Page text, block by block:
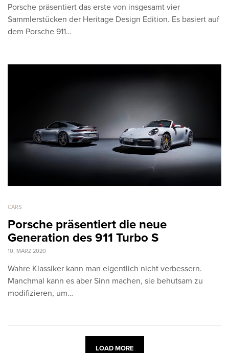
Porsche präsentiert das erste von insgesamt vier
Sammlerstücken der Heritage Design Edition. Es basiert auf
dem Porsche 911…
CARS
Porsche präsentiert die neue
Generation des 911 Turbo S
10. MÄRZ 2020
Wahre Klassiker kann man eigentlich nicht verbessern.
Manchmal kann es aber Sinn machen, sie behutsam zu
modifizieren, um…
LOAD MORE